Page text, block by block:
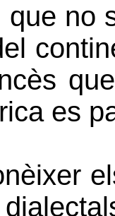
que no
es